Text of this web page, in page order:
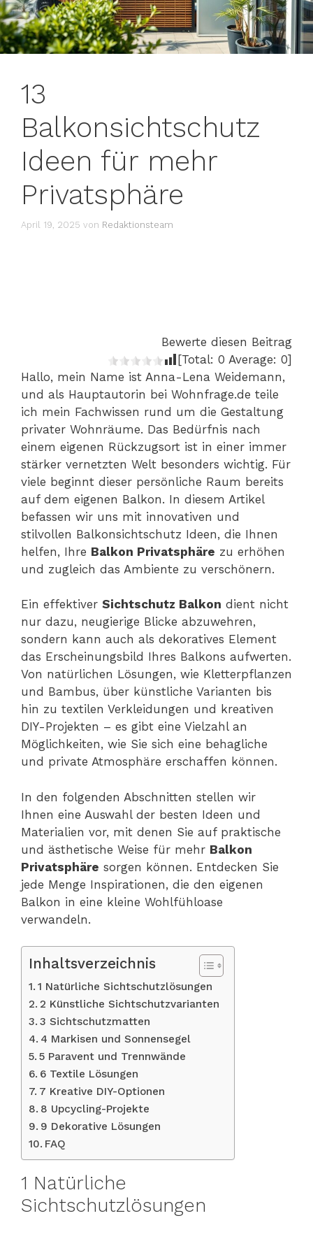
13
Balkonsichtschutz
Ideen für mehr
Privatsphäre
April 19, 2025 von Redaktionsteam
Bewerte diesen Beitrag
[Total: 0 Average: 0]
Hallo, mein Name ist Anna-Lena Weidemann,
und als Hauptautorin bei Wohnfrage.de teile
ich mein Fachwissen rund um die Gestaltung
privater Wohnräume. Das Bedürfnis nach
einem eigenen Rückzugsort ist in einer immer
stärker vernetzten Welt besonders wichtig. Für
viele beginnt dieser persönliche Raum bereits
auf dem eigenen Balkon. In diesem Artikel
befassen wir uns mit innovativen und
stilvollen Balkonsichtschutz Ideen, die Ihnen
helfen, Ihre Balkon Privatsphäre zu erhöhen
und zugleich das Ambiente zu verschönern.
Ein effektiver Sichtschutz Balkon dient nicht
nur dazu, neugierige Blicke abzuwehren,
sondern kann auch als dekoratives Element
das Erscheinungsbild Ihres Balkons aufwerten.
Von natürlichen Lösungen, wie Kletterpflanzen
und Bambus, über künstliche Varianten bis
hin zu textilen Verkleidungen und kreativen
DIY-Projekten – es gibt eine Vielzahl an
Möglichkeiten, wie Sie sich eine behagliche
und private Atmosphäre erschaffen können.
In den folgenden Abschnitten stellen wir
Ihnen eine Auswahl der besten Ideen und
Materialien vor, mit denen Sie auf praktische
und ästhetische Weise für mehr Balkon
Privatsphäre sorgen können. Entdecken Sie
jede Menge Inspirationen, die den eigenen
Balkon in eine kleine Wohlfühloase
verwandeln.
Inhaltsverzeichnis
1 Natürliche Sichtschutzlösungen
2 Künstliche Sichtschutzvarianten
3 Sichtschutzmatten
4 Markisen und Sonnensegel
5 Paravent und Trennwände
6 Textile Lösungen
7 Kreative DIY-Optionen
8 Upcycling-Projekte
9 Dekorative Lösungen
FAQ
1 Natürliche
Sichtschutzlösungen